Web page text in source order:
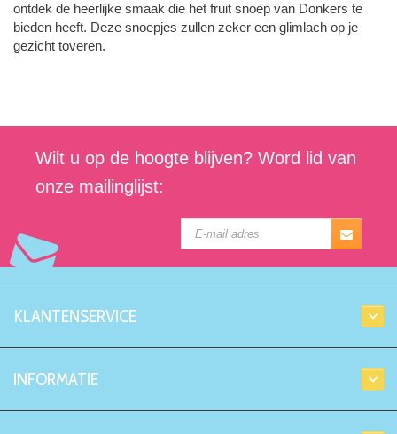
ontdek de heerlijke smaak die het fruit snoep van Donkers te
bieden heeft. Deze snoepjes zullen zeker een glimlach op je
gezicht toveren.
Wilt u op de hoogte blijven? Word lid van
onze mailinglijst:
KLANTENSERVICE
INFORMATIE